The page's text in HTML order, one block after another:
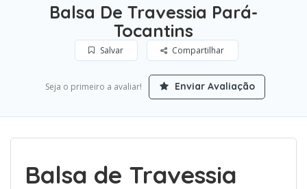
Balsa De Travessia Pará-
Tocantins
Salvar Compartilhar
Seja o primeiro a avaliar! Enviar Avaliação
Balsa de Travessia